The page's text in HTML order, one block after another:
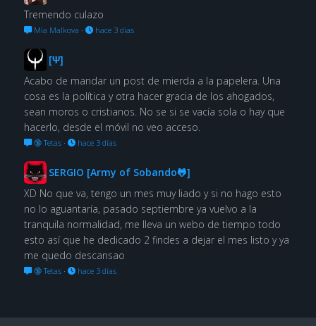
Tremendo culazo
Mia Malkova · hace 3 días
[Ψ]
Acabo de mandar un post de mierda a la papelera. Una
cosa es la política y otra hacer gracia de los ahogados,
sean moros o cristianos. No se si se vacía sola o hay que
hacerlo, desde el móvil no veo acceso.
🔞 Tetas· hace 3 días
SERGIO [Army of Sobando🐸]
XD No que va, tengo un mes muy liado y si no hago esto
no lo aguantaría, pasado septiembre ya vuelvo a la
tranquila normalidad, me lleva un webo de tiempo todo
esto así que he dedicado 2 findes a dejar el mes listo y ya
me quedo descansao
🔞 Tetas· hace 3 días